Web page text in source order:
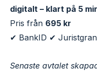
digitalt – klart på 5
Pris från 695 kr
✔ BankID ✔
Senaste avtalet